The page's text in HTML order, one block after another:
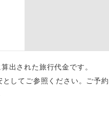
出された旅行代金です。
してご参照ください。ご予
ベルイヤホン
周りの
ができま